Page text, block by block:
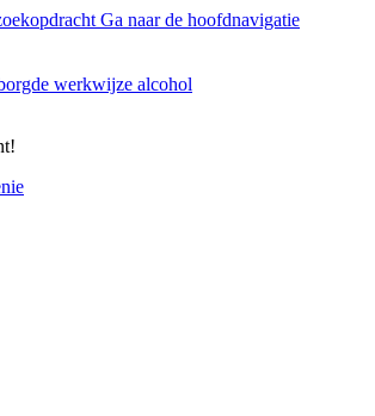
Ga naar de hoofdnavigatie
werkwijze alcohol